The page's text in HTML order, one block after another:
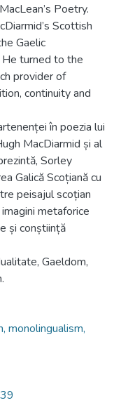
Poetry.
Scottish
Gaelic
He turned to the
provider of
continuity and
în poezia lui
MacDiarmid și al
Sorley
Galică Scoțiană cu
peisajul scoțian
metaforice
și conștiință
Gaeldom,
monolingualism,